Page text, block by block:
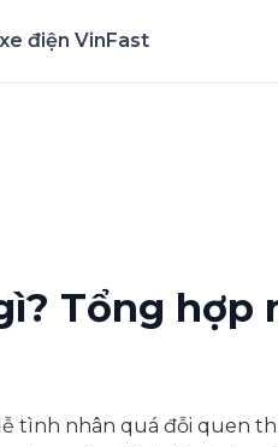
điện VinFast
Tổng hợp
tình nhân quá đỗi quen